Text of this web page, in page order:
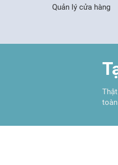
Quản lý cửa hàng